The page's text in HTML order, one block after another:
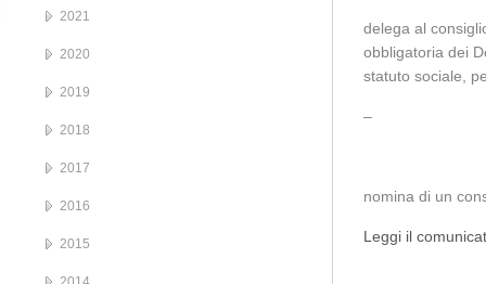
delega al
obbligatoria dei
statuto sociale,
–
nomina di un
Leggi il
2021
2020
2019
2018
2017
2016
2015